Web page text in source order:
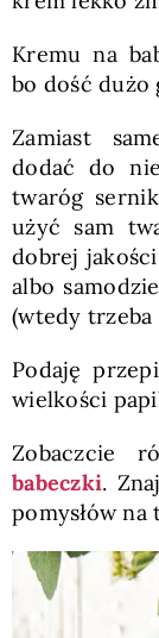
Kremu na
bo dość dużo
Zamiast
dodać do
twaróg
użyć sam
dobrej
albo
(wtedy
Podaję
wielkości
Zobaczcie
babeczki.
pomysłów na